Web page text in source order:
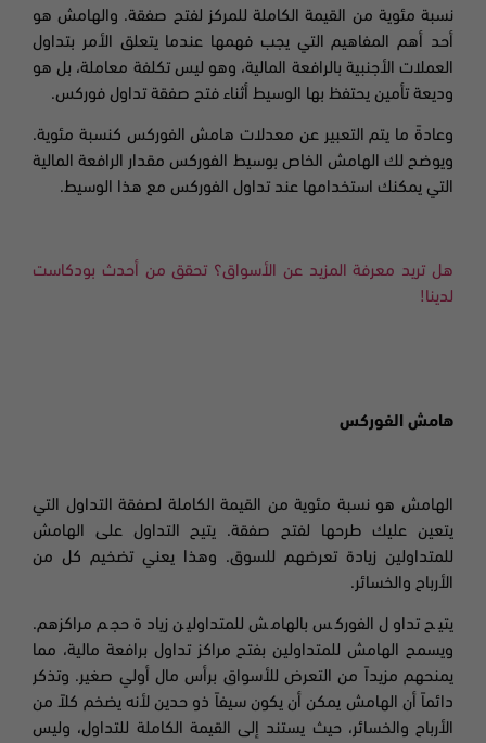
نسبة مئوية من القيمة الكاملة للمركز لفتح صفقة. والهامش هو
أحد أهم المفاهيم التي يجب فهمها عندما يتعلق الأمر بتداول
العملات الأجنبية بالرافعة المالية، وهو ليس تكلفة معاملة، بل هو
وديعة تأمين يحتفظ بها الوسيط أثناء فتح صفقة تداول فوركس.
وعادةً ما يتم التعبير عن معدلات هامش الفوركس كنسبة مئوية.
ويوضح لك الهامش الخاص بوسيط الفوركس مقدار الرافعة المالية
التي يمكنك استخدامها عند تداول الفوركس مع هذا الوسيط.
هل تريد معرفة المزيد عن الأسواق؟ تحقق من أحدث بودكاست
لدينا!
هامش الفوركس
الهامش هو نسبة مئوية من القيمة الكاملة لصفقة التداول التي
يتعين عليك طرحها لفتح صفقة. يتيح التداول على الهامش
للمتداولين زيادة تعرضهم للسوق. وهذا يعني تضخيم كل من
الأرباح والخسائر.
يتيح تداول الفوركس بالهامش للمتداولين زيادة حجم مراكزهم.
ويسمح الهامش للمتداولين بفتح مراكز تداول برافعة مالية، مما
يمنحهم مزيداً من التعرض للأسواق برأس مال أولي صغير. وتذكر
دائماً أن الهامش يمكن أن يكون سيفاً ذو حدين لأنه يضخم كلاً من
الأرباح والخسائر، حيث يستند إلى القيمة الكاملة للتداول، وليس